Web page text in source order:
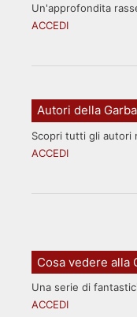
Un'approfondita
ACCEDI
Autori della
Scopri tutti gli autori
ACCEDI
Cosa vedere alla
Una serie di
ACCEDI